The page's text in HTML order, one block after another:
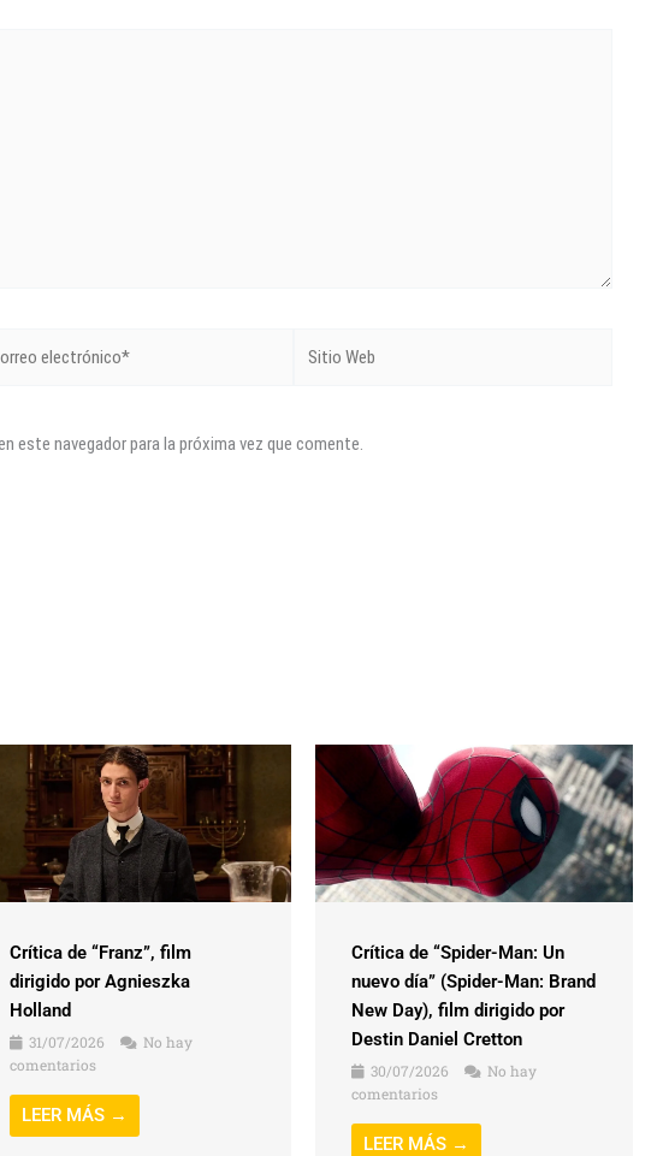
Web
este navegador para la próxima vez que comente.
Crítica de “Franz”, film
dirigido por Agnieszka
Holland
31/07/2026
No hay
comentarios
LEER MÁS →
Crítica de “Spider-Man: Un
nuevo día” (Spider-Man: Brand
New Day), film dirigido por
Destin Daniel Cretton
30/07/2026
No hay
comentarios
LEER MÁS →